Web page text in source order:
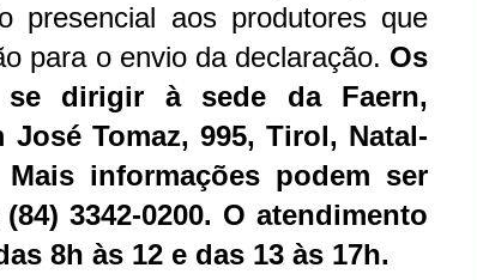
presencial aos produtores que
para o envio da declaração. Os
se dirigir à sede da Faern,
José Tomaz, 995, Tirol, Natal-
Mais informações podem ser
3342-0200. O atendimento
8h às 12 e das 13 às 17h.